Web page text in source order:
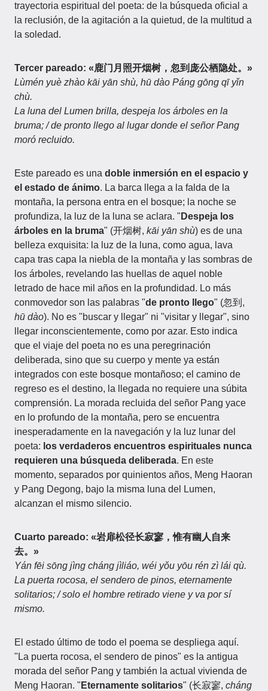
trayectoria espiritual del poeta: de la búsqueda oficial a
la reclusión, de la agitación a la quietud, de la multitud a
la soledad.
Tercer pareado: «鹿门月照开烟树，忽到庞公栖隐处。»
Lùmén yuè zhào kāi yān shù, hū dào Páng gōng qī yǐn
chù.
La luna del Lumen brilla, despeja los árboles en la
bruma; / de pronto llego al lugar donde el señor Pang
moró recluido.
Este pareado es una doble inmersión en el espacio y
el estado de ánimo. La barca llega a la falda de la
montaña, la persona entra en el bosque; la noche se
profundiza, la luz de la luna se aclara. " Despeja los
árboles en la bruma" (开烟树, kāi yān shù) es de una
belleza exquisita: la luz de la luna, como agua, lava
capa tras capa la niebla de la montaña y las sombras de
los árboles, revelando las huellas de aquel noble
letrado de hace mil años en la profundidad. Lo más
conmovedor son las palabras "de pronto llego" (忽到,
hū dào). No es "buscar y llegar" ni "visitar y llegar", sino
llegar inconscientemente, como por azar. Esto indica
que el viaje del poeta no es una peregrinación
deliberada, sino que su cuerpo y mente ya están
integrados con este bosque montañoso; el camino de
regreso es el destino, la llegada no requiere una súbita
comprensión. La morada recluida del señor Pang yace
en lo profundo de la montaña, pero se encuentra
inesperadamente en la navegación y la luz lunar del
poeta: los verdaderos encuentros espirituales nunca
requieren una búsqueda deliberada. En este
momento, separados por quinientos años, Meng Haoran
y Pang Degong, bajo la misma luna del Lumen,
alcanzan el mismo silencio.
Cuarto pareado: «岩扉松径长寂寥，惟有幽人自来
去。»
Yán fēi sōng jìng cháng jìliáo, wéi yǒu yōu rén zì lái qù.
La puerta rocosa, el sendero de pinos, eternamente
solitarios; / solo el hombre retirado viene y va por sí
mismo.
El estado último de todo el poema se despliega aquí.
"La puerta rocosa, el sendero de pinos" es la antigua
morada del señor Pang y también la actual vivienda de
Meng Haoran. " Eternamente solitarios" (长寂寥, cháng